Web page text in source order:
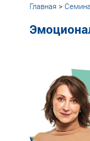
Главная >